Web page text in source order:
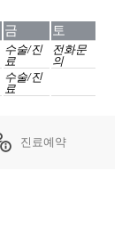
진료예약
금 토
수술/진
료
전화문
의
수술/진
료